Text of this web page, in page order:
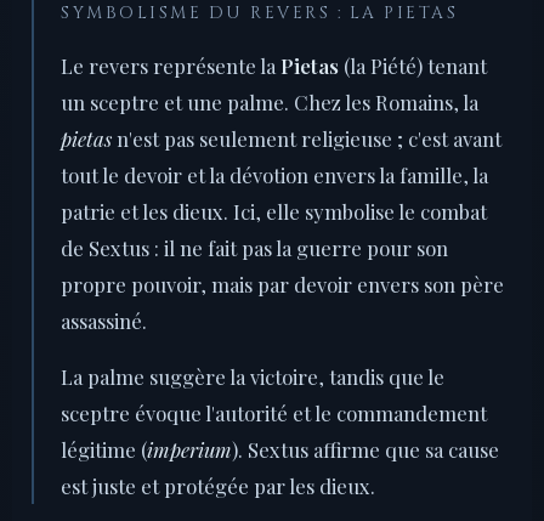
SYMBOLISME DU REVERS : LA PIETAS
Le revers représente la Pietas (la Piété) tenant
un sceptre et une palme. Chez les Romains, la
pietasn'est pas seulement religieuse ; c'est avant
tout le devoir et la dévotion envers la famille, la
patrie et les dieux. Ici, elle symbolise le combat
de Sextus : il ne fait pas la guerre pour son
propre pouvoir, mais par devoir envers son père
assassiné.
La palme suggère la victoire, tandis que le
sceptre évoque l'autorité et le commandement
légitime (imperium). Sextus affirme que sa cause
est juste et protégée par les dieux.